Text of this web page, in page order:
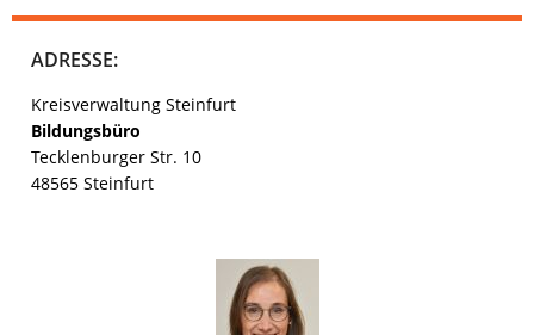
ADRESSE:
Kreisverwaltung Steinfurt
Bildungsbüro
Tecklenburger Str. 10
48565 Steinfurt